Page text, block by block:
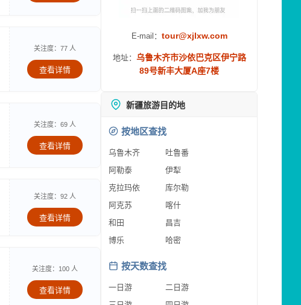
关注度：77 人
查看详情
关注度：69 人
查看详情
关注度：92 人
查看详情
关注度：100 人
查看详情
E-mail： tour@xjlxw.com
地址： 乌鲁木齐市沙依巴克区伊宁路
89号新丰大厦A座7楼
新疆旅游目的地
按地区查找
乌鲁木齐
吐鲁番
阿勒泰
伊犁
克拉玛依
库尔勒
阿克苏
喀什
和田
昌吉
博乐
哈密
按天数查找
一日游
二日游